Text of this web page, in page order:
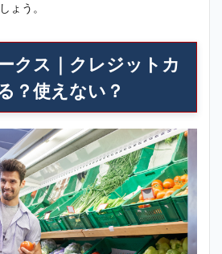
ょう。
クス｜クレジットカ
？使えない？